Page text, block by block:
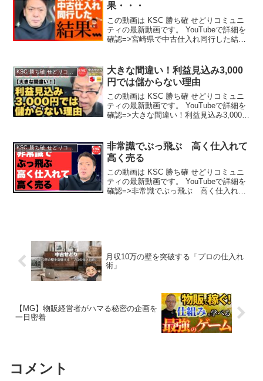
果・・・
この動画は KSC 勝ち確 せどりコミュニ
ティの最新動画です。 YouTubeで詳細を
確認=>宮崎県で中古仕入れ同行した結
KSC 勝ち確 せどりコミュニティ
大きな間違い！利益見込み3,000
円では儲からない理由
この動画は KSC 勝ち確 せどりコミュニ
ティの最新動画です。 YouTubeで詳細を
確認=>大きな間違い！利益見込み3,000円
KSC 勝ち確 せどりコミュニティ
非常識でぶっ飛ぶ 高く仕入れて
高く売る
この動画は KSC 勝ち確 せどりコミュニ
ティの最新動画です。 YouTubeで詳細を
確認=>非常識でぶっ飛ぶ 高く仕入れて
月収10万の壁を突破する「プロの仕入れ
術」
【MG】物販経営者がハマる秘密の企画を
一日密着
コメント